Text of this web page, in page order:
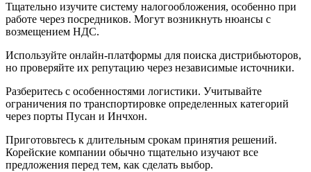
Тщательно изучите систему налогообложения, особенно при
работе через посредников. Могут возникнуть нюансы с
возмещением НДС.
Используйте онлайн-платформы для поиска дистрибьюторов,
но проверяйте их репутацию через независимые источники.
Разберитесь с особенностями логистики. Учитывайте
ограничения по транспортировке определенных категорий
через порты Пусан и Инчхон.
Приготовьтесь к длительным срокам принятия решений.
Корейские компании обычно тщательно изучают все
предложения перед тем, как сделать выбор.